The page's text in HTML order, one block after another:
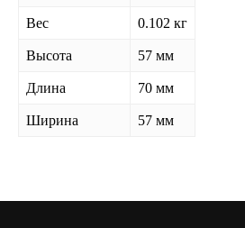
Вес 0.102 кг
Высота 57 мм
Длина 70 мм
Ширина 57 мм